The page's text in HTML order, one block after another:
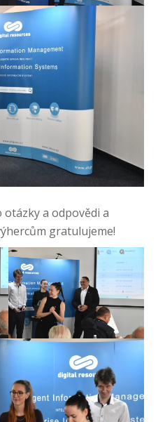
a odpovědi a
gratulujeme!